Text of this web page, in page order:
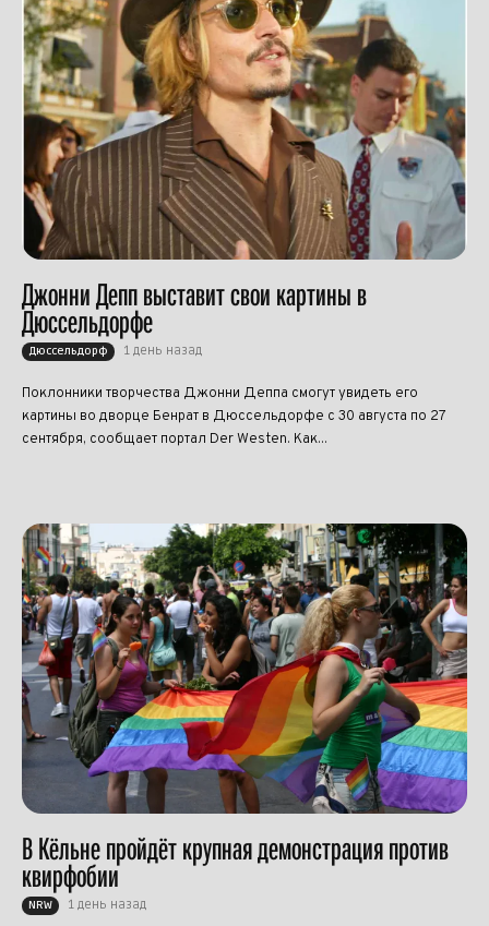
Джонни Депп выставит свои картины в
Дюссельдорфе
Дюссельдорф 1 день назад
Поклонники творчества Джонни Деппа смогут увидеть его
картины во дворце Бенрат в Дюссельдорфе с 30 августа по 27
сентября, сообщает портал Der Westen. Как...
В Кёльне пройдёт крупная демонстрация против
квирфобии
NRW 1 день назад